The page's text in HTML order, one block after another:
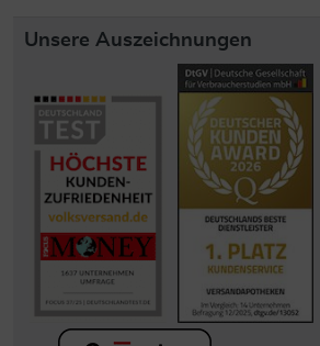
Unsere Auszeichnungen